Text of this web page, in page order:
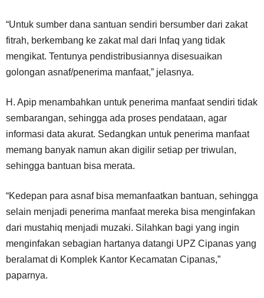
“Untuk sumber dana santuan sendiri bersumber dari zakat
fitrah, berkembang ke zakat mal dari Infaq yang tidak
mengikat. Tentunya pendistribusiannya disesuaikan
golongan asnaf/penerima manfaat,” jelasnya.
H. Apip menambahkan untuk penerima manfaat sendiri tidak
sembarangan, sehingga ada proses pendataan, agar
informasi data akurat. Sedangkan untuk penerima manfaat
memang banyak namun akan digilir setiap per triwulan,
sehingga bantuan bisa merata.
“Kedepan para asnaf bisa memanfaatkan bantuan, sehingga
selain menjadi penerima manfaat mereka bisa menginfakan
dari mustahiq menjadi muzaki. Silahkan bagi yang ingin
menginfakan sebagian hartanya datangi UPZ Cipanas yang
beralamat di Komplek Kantor Kecamatan Cipanas,”
paparnya.